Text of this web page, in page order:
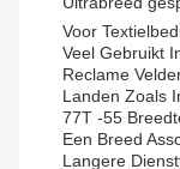
Voor
Veel Gebruikt
Reclame
Landen Zoals
77T -55
Een Breed
Langere